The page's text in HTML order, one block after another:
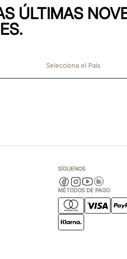
ÚLTIMAS
Selecciona el País
SÍGUENOS
MÉTODOS DE PAGO